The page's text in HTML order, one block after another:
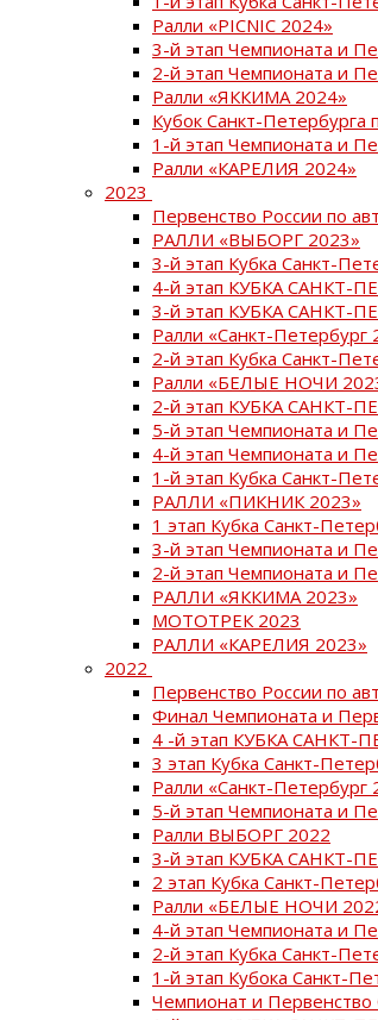
Ралли «PICNIC 2024»
3-й этап Чемпионата и
2-й этап Чемпионата и
Ралли «ЯККИМА 2024»
Кубок Санкт-Петербурга
1-й этап Чемпионата и
Ралли «КАРЕЛИЯ 2024»
2023
Первенство России по
РАЛЛИ «ВЫБОРГ 2023»
3-й этап Кубка Санкт-
4-й этап КУБКА САНКТ-
3-й этап КУБКА САНКТ-
Ралли «Санкт-Петербург
2-й этап Кубка Санкт-
Ралли «БЕЛЫЕ НОЧИ
2-й этап КУБКА САНКТ-
5-й этап Чемпионата и
4-й этап Чемпионата и
1-й этап Кубка Санкт-
РАЛЛИ «ПИКНИК 2023»
1 этап Кубка Санкт-
3-й этап Чемпионата и
2-й этап Чемпионата и
РАЛЛИ «ЯККИМА 2023»
МОТОТРЕК 2023
РАЛЛИ «КАРЕЛИЯ 2023»
2022
Первенство России по
Финал Чемпионата и
4 -й этап КУБКА
3 этап Кубка Санкт-
Ралли «Санкт-Петербург
5-й этап Чемпионата и
Ралли ВЫБОРГ 2022
3-й этап КУБКА САНКТ-
2 этап Кубка Санкт-
Ралли «БЕЛЫЕ НОЧИ
4-й этап Чемпионата и
2-й этап Кубка Санкт-
1-й этап Кубока Санкт-
Чемпионат и Первенство